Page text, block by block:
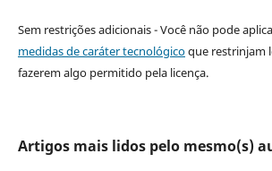
Sem restrições adicionais - Você não pode
medidas de caráter tecnológicoque restrinjam
fazerem algo permitido pela licença.
Artigos mais lidos pelo mesmo(s)